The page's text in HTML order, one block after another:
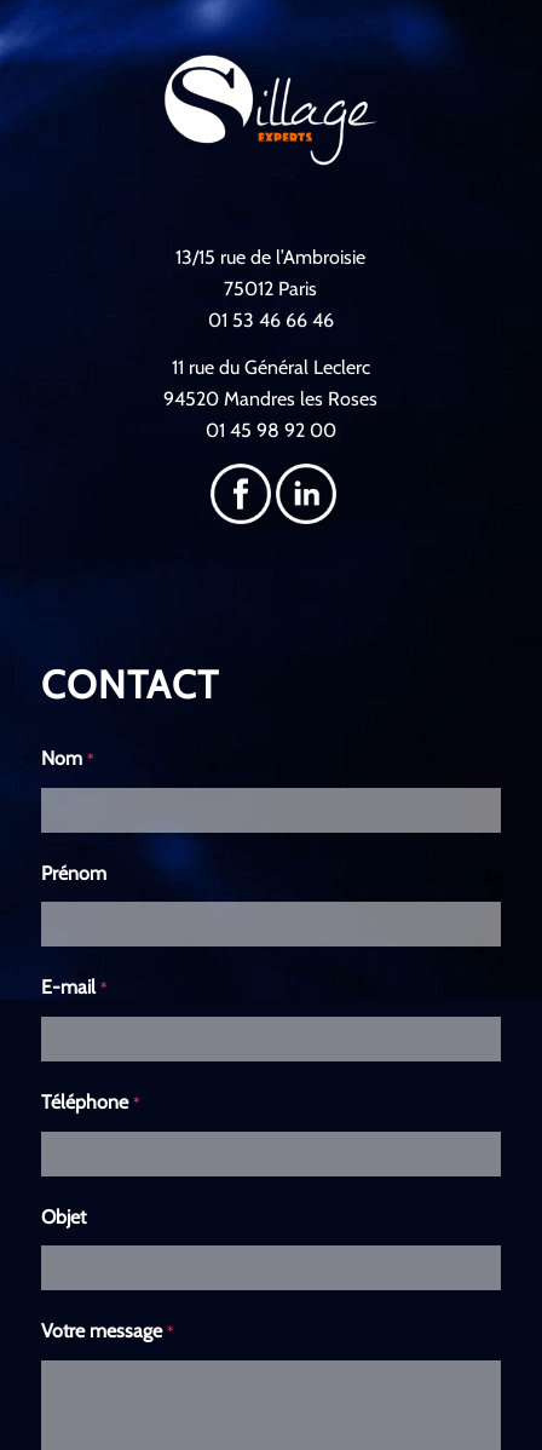
13/15 rue de l’Ambroisie
75012 Paris
01 53 46 66 46
11 rue du Général Leclerc
94520 Mandres les Roses
01 45 98 92 00
CONTACT
Nom *
Prénom
E-mail*
Téléphone*
Objet
Votre message*